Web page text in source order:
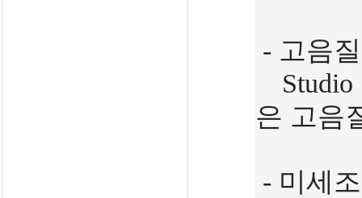
- 고음
Studio
은 고음
- 미세